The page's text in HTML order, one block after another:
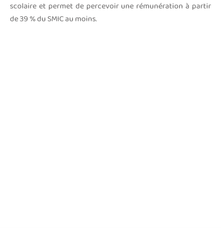
scolaire et permet de percevoir une rémunération à partir
de 39 % du SMIC au moins.